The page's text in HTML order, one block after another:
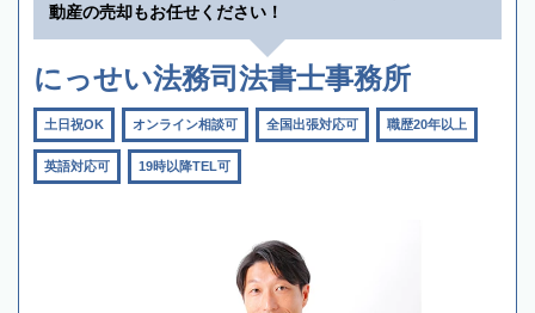
動産の売却もお任せください！
にっせい法務司法書士事務所
土日祝OK オンライン相談可 全国出張対応可 職歴20年以上
英語対応可 19時以降TEL可